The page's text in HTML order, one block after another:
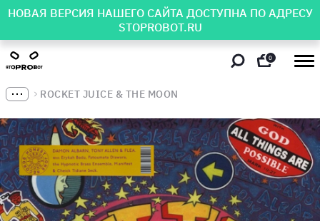
НОВАЯ ВЕРСИЯ НАШЕГО САЙТА ДОСТУПНА ПО АДРЕСУ
STOPROBOT.RU
0
ROCKET JUICE & THE MOON